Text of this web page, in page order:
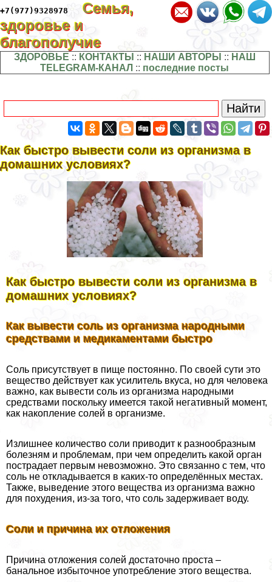
+7(977)9328978
Семья,
здоровье и
благополучие
ЗДОРОВЬЕ :: КОНТАКТЫ :: НАШИ АВТОРЫ :: НАШ
TELEGRAM-КАНАЛ :: последние посты
Как быстро вывести соли из организма в
домашних условиях?
Как быстро вывести соли из организма в
домашних условиях?
Как вывести соль из организма народными
средствами и медикаментами быстро
Соль присутствует в пище постоянно. По своей сути это
вещество действует как усилитель вкуса, но для человека
важно, как вывести соль из организма народными
средствами поскольку имеется такой негативный момент,
как накопление солей в организме.
Излишнее количество соли приводит к разнообразным
болезням и проблемам, при чем определить какой орган
пострадает первым невозможно. Это связанно с тем, что
соль не откладывается в каких-то определённых местах.
Также, выведение этого вещества из организма важно
для похудения, из-за того, что соль задерживает воду.
Соли и причина их отложения
Причина отложения солей достаточно проста –
бaнaльное избыточное употрeбление этого вещества.